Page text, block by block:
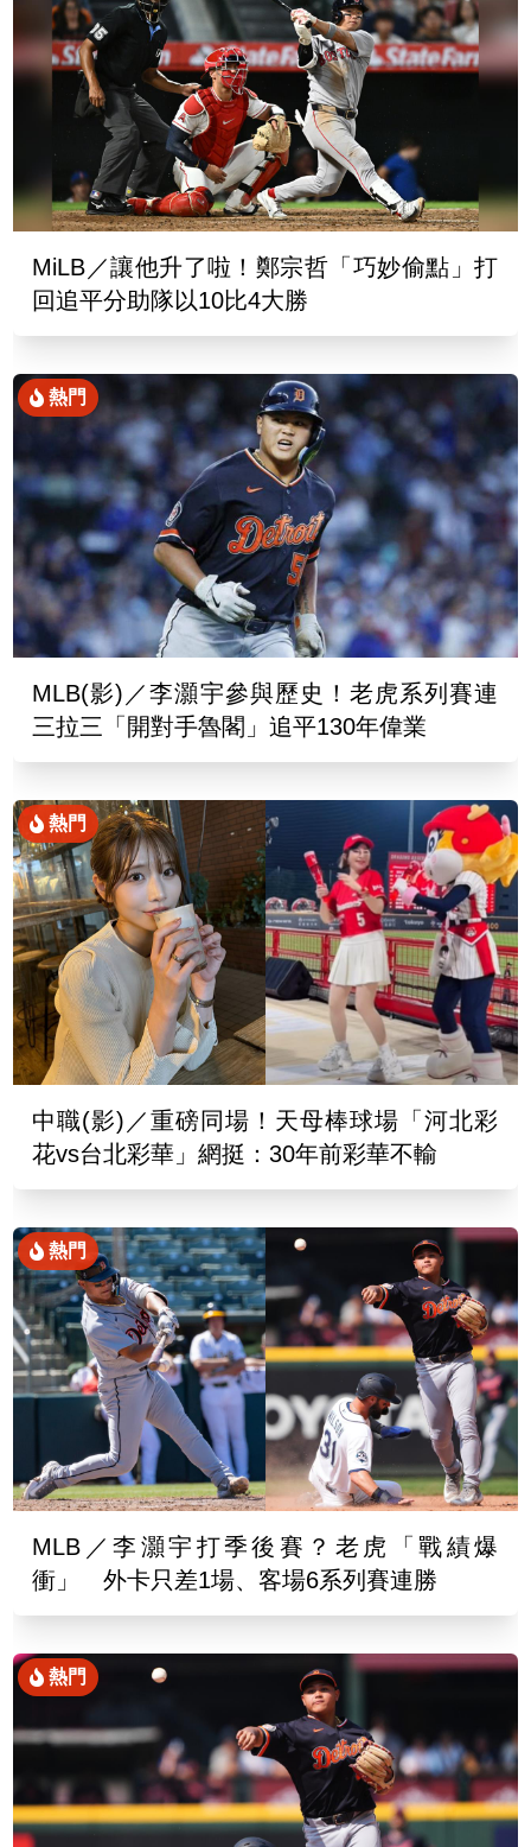
MiLB／讓他升了啦！鄭宗哲「巧妙偷點」打
回追平分助隊以10比4大勝
熱門
MLB(影)／李灝宇參與歷史！老虎系列賽連
三拉三「開對手魯閣」追平130年偉業
熱門
中職(影)／重磅同場！天母棒球場「河北彩
花vs台北彩華」網挺：30年前彩華不輸
熱門
MLB／李灝宇打季後賽？老虎「戰績爆
衝」 外卡只差1場、客場6系列賽連勝
熱門